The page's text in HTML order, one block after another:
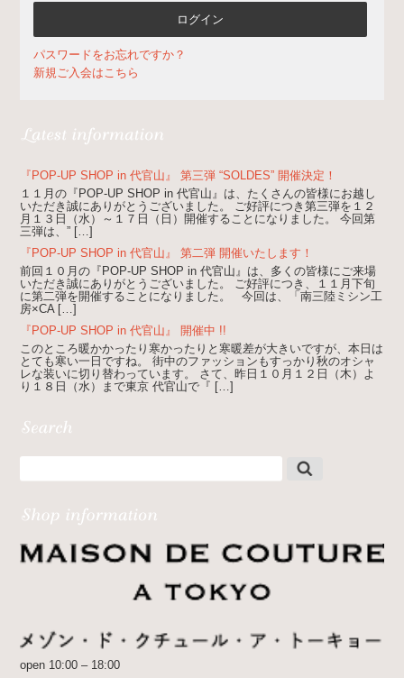
パスワードをお忘れですか？
新規ご入会はこちら
『POP-UP SHOP in 代官山』 第三弾 “SOLDES” 開催決定！
１１月の『POP-UP SHOP in 代官山』は、たくさんの皆様にお越し
いただき誠にありがとうございました。 ご好評につき第三弾を１２
月１３日（水）～１７日（日）開催することになりました。 今回第
三弾は、” […]
『POP-UP SHOP in 代官山』 第二弾 開催いたします！
前回１０月の『POP-UP SHOP in 代官山』は、多くの皆様にご来場
いただき誠にありがとうございました。 ご好評につき、１１月下旬
に第二弾を開催することになりました。 今回は、「南三陸ミシン工
房×CA […]
『POP-UP SHOP in 代官山』 開催中 !!
このところ暖かかったり寒かったりと寒暖差が大きいですが、本日は
とても寒い一日ですね。 街中のファッションもすっかり秋のオシャ
レな装いに切り替わっています。 さて、昨日１０月１２日（木）よ
り１８日（水）まで東京 代官山で『 […]
open 10:00 – 18:00